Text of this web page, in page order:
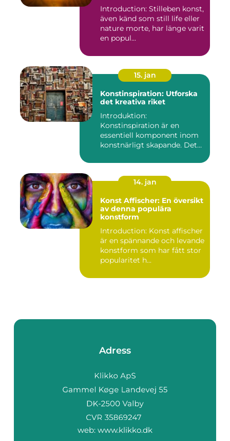
Introduction: Stilleben konst,
även känd som still life eller
nature morte, har länge varit
en popul...
15. jan
Konstinspiration: Utforska
det kreativa riket
Introduktion:
Konstinspiration är en
essentiell komponent inom
konstnärligt skapande. Det
14. jan
Konst Affischer: En översikt
av denna populära
konstform
Introduction: Konst affischer
är en spännande och levande
konstform som har fått stor
popularitet h...
Adress
web: www.klikko.dk